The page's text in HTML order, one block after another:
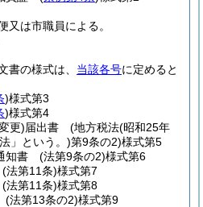
又は市職員による。
書の様式は、 当該各号に定めると
)様式第3
)様式第4
更)届出書 (地方税法(昭和25年
」という。)第9条の2)様式第5
知書 (法第9条の2)様式第6
(法第11条)様式第7
(法第11条)様式第8
(法第13条の2)様式第9